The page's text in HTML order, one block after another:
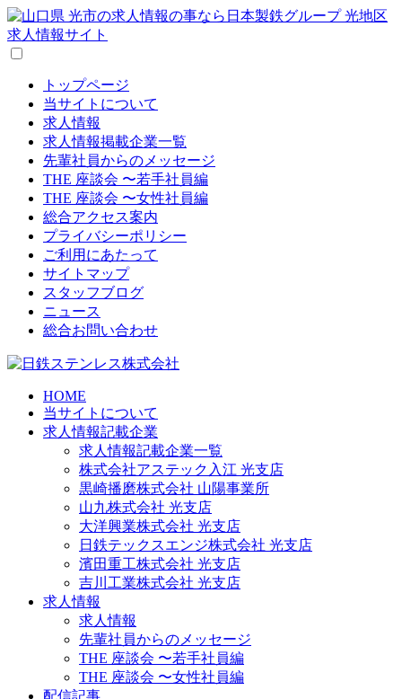
トップページ
当サイトについて
求人情報
求人情報掲載企業一覧
先輩社員からのメッセージ
THE 座談会 〜若手社員編
THE 座談会 〜女性社員編
総合アクセス案内
プライバシーポリシー
ご利用にあたって
サイトマップ
スタッフブログ
ニュース
総合お問い合わせ
HOME
当サイトについて
求人情報記載企業
求人情報記載企業一覧
株式会社アステック入江 光支店
黒崎播磨株式会社 山陽事業所
山九株式会社 光支店
大洋興業株式会社 光支店
日鉄テックスエンジ株式会社 光支店
濱田重工株式会社 光支店
吉川工業株式会社 光支店
求人情報
求人情報
先輩社員からのメッセージ
THE 座談会 〜若手社員編
THE 座談会 〜女性社員編
配信記事